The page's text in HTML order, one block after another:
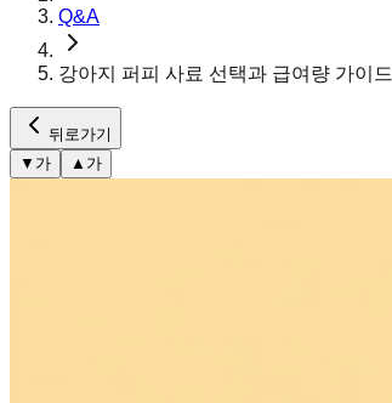
Q&A
강아지 퍼피 사료 선택과 급여량 가이드
뒤로가기
▼ 가 ▲ 가